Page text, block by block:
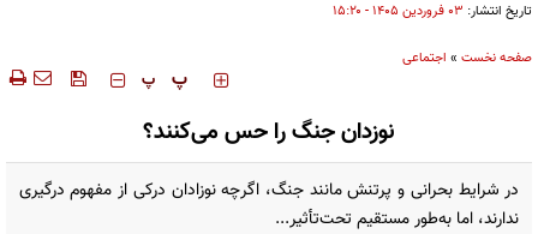
تاریخ انتشار: ۰۳ فروردين ۱۴۰۵ - ۱۵:۲۰
صفحه نخست » اجتماعی
‍‍‍ پ پ
نوزدان جنگ را حس می‌کنند؟
در شرایط بحرانی و پرتنش مانند جنگ، اگرچه نوزادان درکی از مفهوم درگیری
ندارند، اما به‌طور مستقیم تحت‌تأثیر...